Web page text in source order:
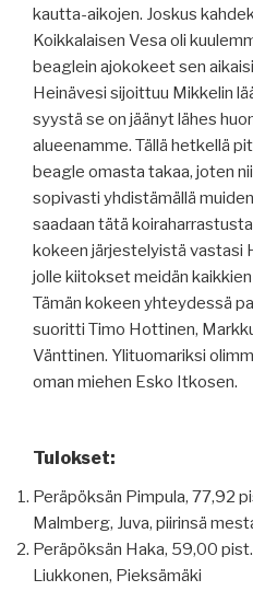
kautta-aikojen. Joskus
Koikkalaisen Vesa oli
beaglein ajokokeet sen
Heinävesi sijoittuu Mikkelin
syystä se on jäänyt lähes
alueenamme. Tällä hetkellä
beagle omasta takaa, joten
sopivasti yhdistämällä
saadaan tätä
kokeen järjestelyistä vastasi
jolle kiitokset meidän
Tämän kokeen yhteydessä
suoritti Timo Hottinen,
Vänttinen. Ylituomariksi
oman miehen Esko Itkosen.
Tulokset:
Peräpöksän Pimpula, 77,92
Malmberg, Juva, piirinsä
Peräpöksän Haka, 59,00 pist.
Liukkonen, Pieksämäki